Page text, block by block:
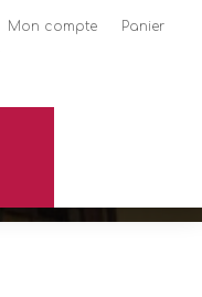
Mon compte Panier